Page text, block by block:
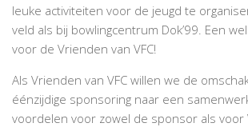
leuke activiteiten voor de jeugd te
veld als bij bowlingcentrum Dok’99. Een
voor de Vrienden van VFC!
Als Vrienden van VFC willen we de
éénzijdige sponsoring naar een
voordelen voor zowel de sponsor als voor